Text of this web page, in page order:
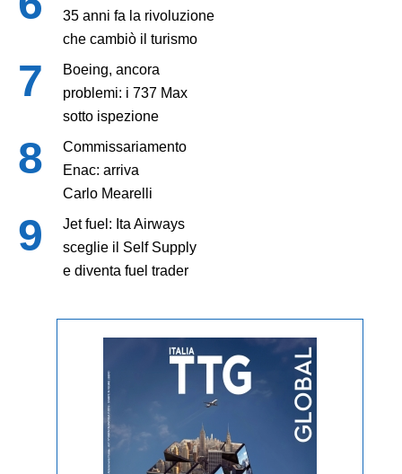
35 anni fa la rivoluzione
che cambiò il turismo
Boeing, ancora
problemi: i 737 Max
sotto ispezione
Commissariamento
Enac: arriva
Carlo Mearelli
Jet fuel: Ita Airways
sceglie il Self Supply
e diventa fuel trader